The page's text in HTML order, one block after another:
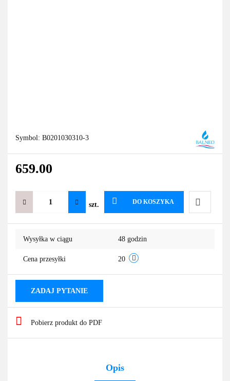
Symbol: B0201030310-3
659.00
szt. DO KOSZYKA
Do
Wysyłka w ciągu 48 godzin
Cena przesyłki 20
ZADAJ PYTANIE
Pobierz produkt do PDF
Opis